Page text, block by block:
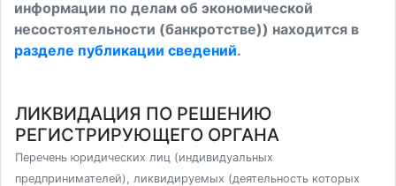
информации по делам об экономической
несостоятельности (банкротстве)) находится в
разделе публикации сведений.
ЛИКВИДАЦИЯ ПО РЕШЕНИЮ
РЕГИСТРИРУЮЩЕГО ОРГАНА
Перечень юридических лиц (индивидуальных
предпринимателей), ликвидируемых (деятельность которых